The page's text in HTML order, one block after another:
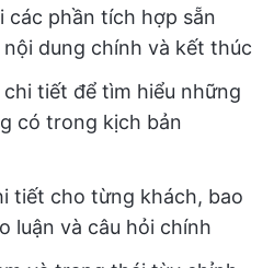
các phần tích hợp sẵn
dung chính và kết thúc
tiết để tìm hiểu những
có trong kịch bản
tiết cho từng khách, bao
luận và câu hỏi chính